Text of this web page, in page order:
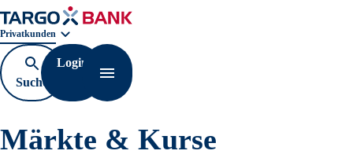
Geschäftsbereichnavigation. Aktuelle Auswahl:
Privatkunden
Suche
öffnen
Login
Navigation öffnen
Märkte & Kurse